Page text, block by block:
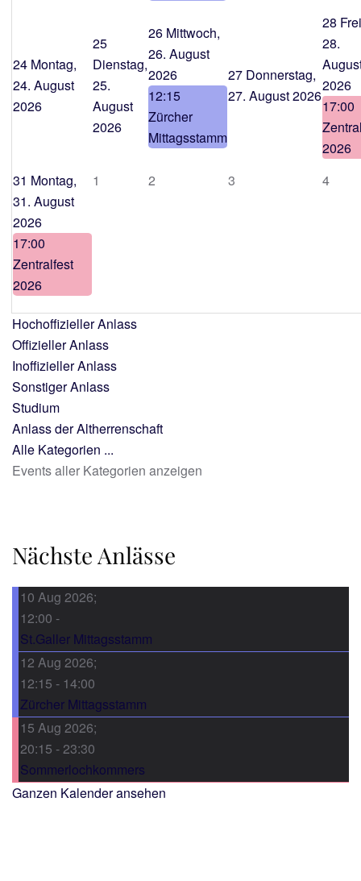
24 Montag,
24. August
2026
25
Dienstag,
25.
August
2026
26 Mittwoch,
26. August
2026
12:15
Zürcher
Mittagsstamm
27 Donnerstag,
27. August 2026
28
28.
2026
17:00
2026
31 Montag,
31. August
2026
17:00
Zentralfest
2026
1 2 3 4
Hochoffizieller Anlass
Offizieller Anlass
Inoffizieller Anlass
Sonstiger Anlass
Studium
Anlass der Altherrenschaft
Alle Kategorien ...
Events aller Kategorien anzeigen
Nächste Anlässe
10 Aug 2026;
12:00 -
St.Galler Mittagsstamm
12 Aug 2026;
12:15 - 14:00
Zürcher Mittagsstamm
15 Aug 2026;
20:15 -23:30
Sommerlochkommers
Ganzen Kalender ansehen